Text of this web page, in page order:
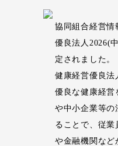
協同組合経営情
優良法人2026(
定されました。
健康経営優良法
優良な健康経営
や中小企業等の
ることで、従業
や金融機関など